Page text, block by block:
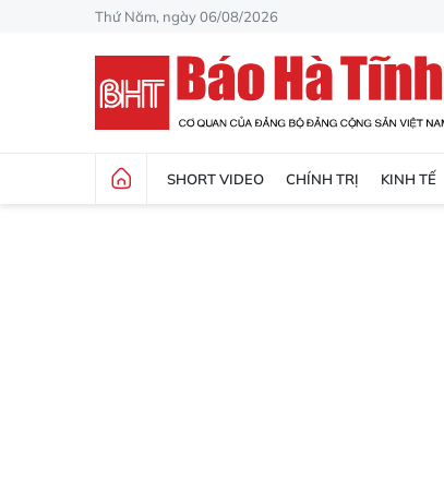
Thứ Năm, ngày 06/08/2026
SHORT VIDEO CHÍNH TRỊ KINH TẾ